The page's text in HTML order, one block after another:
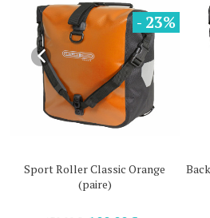
- 23%
Sport Roller Classic Orange
(paire)